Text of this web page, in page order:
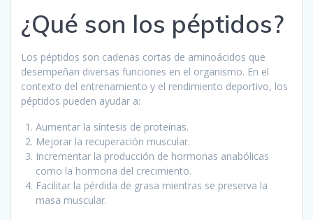
¿Qué son los péptidos?
Los péptidos son cadenas cortas de aminoácidos que
desempeñan diversas funciones en el organismo. En el
contexto del entrenamiento y el rendimiento deportivo, los
péptidos pueden ayudar a:
Aumentar la síntesis de proteínas.
Mejorar la recuperación muscular.
Incrementar la producción de hormonas anabólicas
como la hormona del crecimiento.
Facilitar la pérdida de grasa mientras se preserva la
masa muscular.